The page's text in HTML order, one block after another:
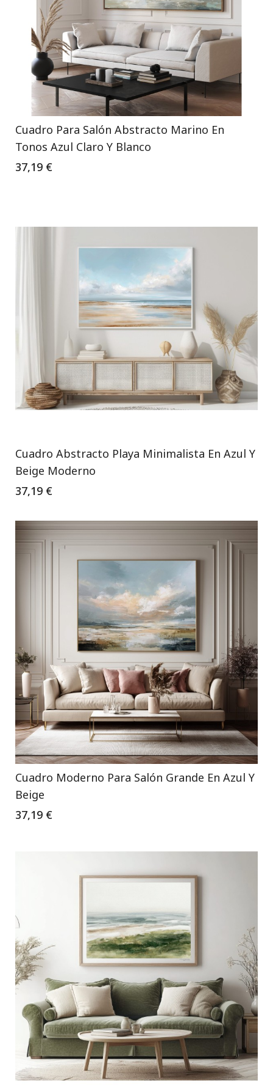
Cuadro Para Salón Abstracto Marino En
Tonos Azul Claro Y Blanco
37,19 €
Cuadro Abstracto Playa Minimalista En Azul Y
Beige Moderno
37,19 €
Cuadro Moderno Para Salón Grande En Azul Y
Beige
37,19 €